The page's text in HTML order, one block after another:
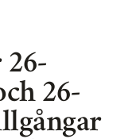
26-
26-